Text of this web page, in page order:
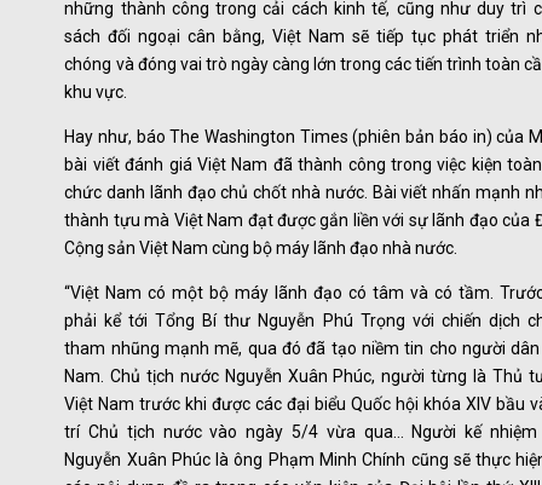
những thành công trong cải cách kinh tế, cũng như duy trì
sách đối ngoại cân bằng, Việt Nam sẽ tiếp tục phát triển
chóng và đóng vai trò ngày càng lớn trong các tiến trình toàn
khu vực.
Hay như, báo The Washington Times (phiên bản báo in) của
bài viết đánh giá Việt Nam đã thành công trong việc kiện
chức danh lãnh đạo chủ chốt nhà nước. Bài viết nhấn mạnh
thành tựu mà Việt Nam đạt được gắn liền với sự lãnh đạo của
Cộng sản Việt Nam cùng bộ máy lãnh đạo nhà nước.
“Việt Nam có một bộ máy lãnh đạo có tâm và có tầm.
phải kể tới Tổng Bí thư Nguyễn Phú Trọng với chiến dịch
tham nhũng mạnh mẽ, qua đó đã tạo niềm tin cho người
Nam. Chủ tịch nước Nguyễn Xuân Phúc, người từng là Thủ
Việt Nam trước khi được các đại biểu Quốc hội khóa XIV bầu
trí Chủ tịch nước vào ngày 5/4 vừa qua… Người kế nhiệm
Nguyễn Xuân Phúc là ông Phạm Minh Chính cũng sẽ thực